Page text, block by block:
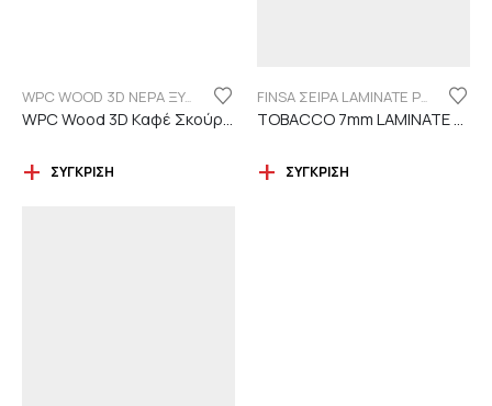
WPC WOOD 3D ΝΕΡΑ ΞΥΛΟΥ
ΣΎΓΚΡΙΣΗ
FINSA ΣΕΙΡΑ LAMINATE PUREFLOOR 7MM
ΣΎΓΚΡΙΣΗ